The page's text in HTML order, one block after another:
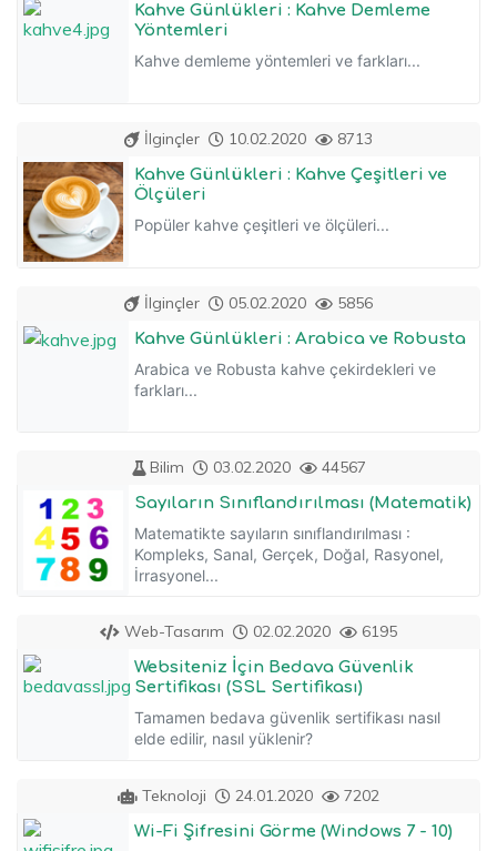
Kahve Günlükleri : Kahve Demleme
Yöntemleri
Kahve demleme yöntemleri ve farkları...
İlginçler 10.02.2020 8713
Kahve Günlükleri : Kahve Çeşitleri ve
Ölçüleri
Popüler kahve çeşitleri ve ölçüleri...
İlginçler 05.02.2020 5856
Kahve Günlükleri : Arabica ve Robusta
Arabica ve Robusta kahve çekirdekleri ve
farkları...
Bilim 03.02.2020 44567
Sayıların Sınıflandırılması (Matematik)
Matematikte sayıların sınıflandırılması :
Kompleks, Sanal, Gerçek, Doğal, Rasyonel,
İrrasyonel...
Web-Tasarım 02.02.2020 6195
Websiteniz İçin Bedava Güvenlik
Sertifikası (SSL Sertifikası)
Tamamen bedava güvenlik sertifikası nasıl
elde edilir, nasıl yüklenir?
Teknoloji 24.01.2020 7202
Wi-Fi Şifresini Görme (Windows 7 - 10)